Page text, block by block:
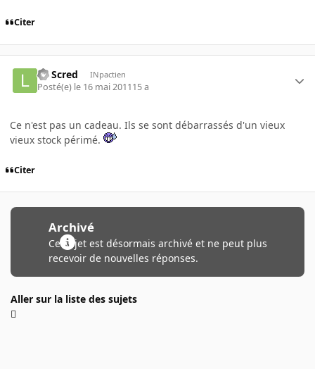
Citer
La Scred INpactien
Posté(e) le 16 mai 201115 a
Ce n'est pas un cadeau. Ils se sont débarrassés d'un vieux
vieux stock périmé.
Citer
Archivé
Ce sujet est désormais archivé et ne peut plus
recevoir de nouvelles réponses.
Aller sur la liste des sujets